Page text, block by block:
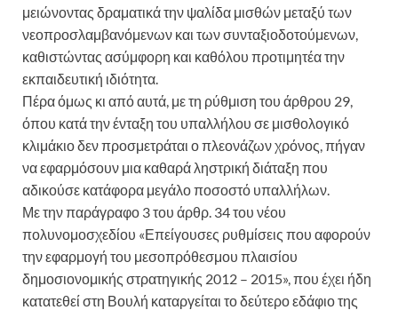
μειώνοντας δραματικά την ψαλίδα μισθών μεταξύ των
νεοπροσλαμβανόμενων και των συνταξιοδοτούμενων,
καθιστώντας ασύμφορη και καθόλου προτιμητέα την
εκπαιδευτική ιδιότητα.
Πέρα όμως κι από αυτά, με τη ρύθμιση του άρθρου 29,
όπου κατά την ένταξη του υπαλλήλου σε μισθολογικό
κλιμάκιο δεν προσμετράται ο πλεονάζων χρόνος, πήγαν
να εφαρμόσουν μια καθαρά ληστρική διάταξη που
αδικούσε κατάφορα μεγάλο ποσοστό υπαλλήλων.
Με την παράγραφο 3 του άρθρ. 34 του νέου
πολυνομοσχεδίου «Επείγουσες ρυθμίσεις που αφορούν
την εφαρμογή του μεσοπρόθεσμου πλαισίου
δημοσιονομικής στρατηγικής 2012 – 2015», που έχει ήδη
κατατεθεί στη Βουλή καταργείται το δεύτερο εδάφιο της